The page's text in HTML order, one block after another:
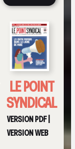
LE POINT
SYNDICAL
VERSION PDF|
VERSION WEB